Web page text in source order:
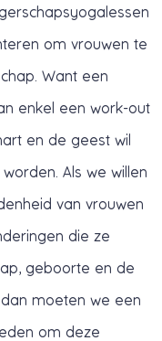
om vrouwen te
Want een
enkel een work-out
en de geest wil
Als we willen
van vrouwen
die ze
geboorte en de
moeten we een
om deze